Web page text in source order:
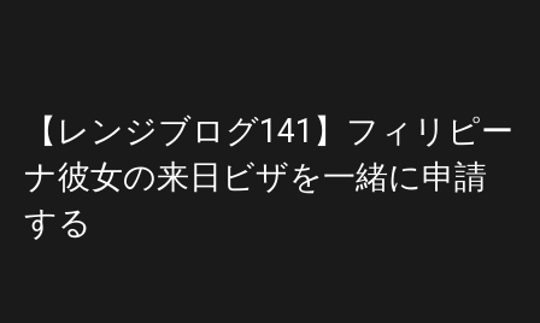
【レンジブログ141】フィリピー
ナ彼女の来日ビザを一緒に申請
する